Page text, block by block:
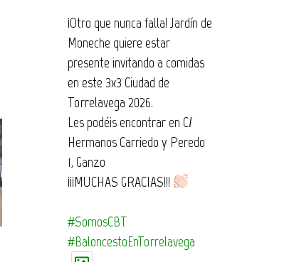
¡Otro que nunca falla! Jardín de
Moneche quiere estar
presente invitando a comidas
en este 3x3 Ciudad de
Torrelavega 2026.
Les podéis encontrar en C/
Hermanos Carriedo y Peredo
1, Ganzo
¡¡¡MUCHAS GRACIAS!!!
#SomosCBT
#BaloncestoEnTorrelavega